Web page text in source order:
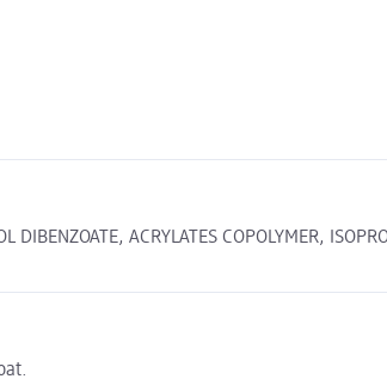
DIBENZOATE, ACRYLATES COPOLYMER,